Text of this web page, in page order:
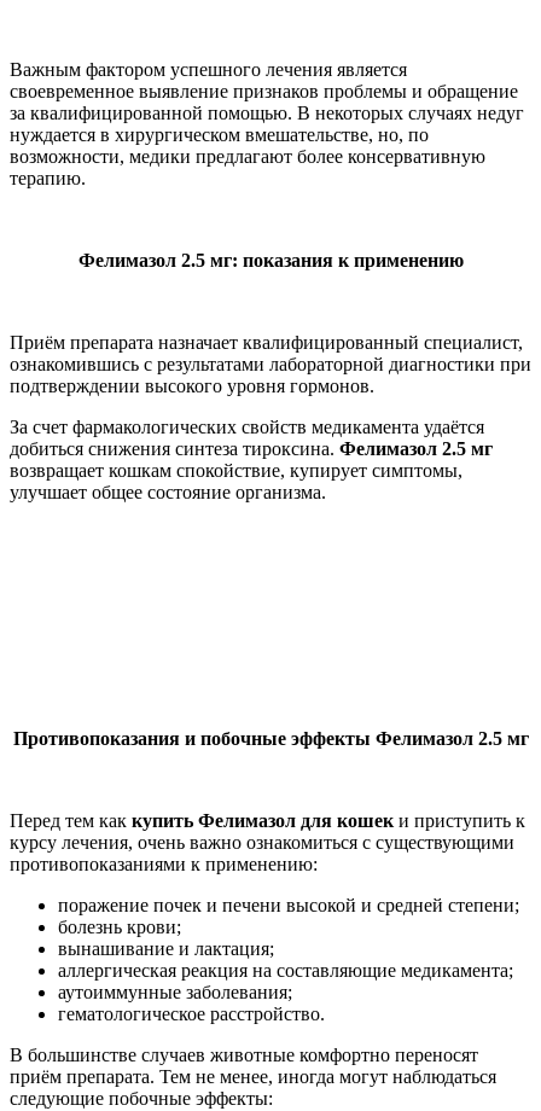
Важным фактором успешного лечения является
своевременное выявление признаков проблемы и обращение
за квалифицированной помощью. В некоторых случаях недуг
нуждается в хирургическом вмешательстве, но, по
возможности, медики предлагают более консервативную
терапию.
Фелимазол 2.5 мг: показания к применению
Приём препарата назначает квалифицированный специалист,
ознакомившись с результатами лабораторной диагностики при
подтверждении высокого уровня гормонов.
За счет фармакологических свойств медикамента удаётся
добиться снижения синтеза тироксина. Фелимазол 2.5 мг
возвращает кошкам спокойствие, купирует симптомы,
улучшает общее состояние организма.
Противопоказания и побочные эффекты Фелимазол 2.5 мг
Перед тем как купить Фелимазол для кошек и приступить к
курсу лечения, очень важно ознакомиться с существующими
противопоказаниями к применению:
поражение почек и печени высокой и средней степени;
болезнь крови;
вынашивание и лактация;
аллергическая реакция на составляющие медикамента;
аутоиммунные заболевания;
гематологическое расстройство.
В большинстве случаев животные комфортно переносят
приём препарата. Тем не менее, иногда могут наблюдаться
следующие побочные эффекты: